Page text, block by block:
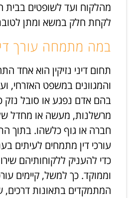
מהלקוח ועד לשופטים בבית
לקחת חלק במשא ומתן
במה מתמחה עורך
תחום דיני נזיקין הוא אחד
והמגוונים במשפט האזרחי,
בהם אדם נפגע או סובל נזק
מרשלנות, מעשה או מחדל
חברה או גוף כלשהו. בתוך
עורכי דין מתמחים לעיתים
כדי להעניק ללקוחותיהם
וממוקד. כך למשל, קיימים
המתמקדים בתאונות דרכים,